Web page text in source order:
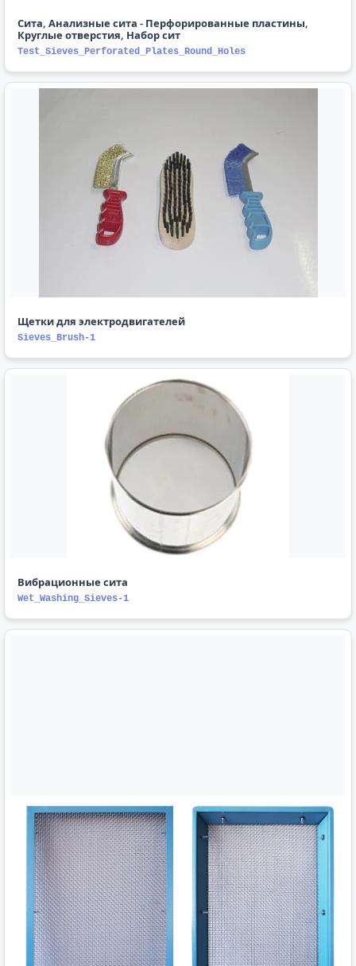
Сита, Анализные сита - Перфорированные пластины,
Круглые отверстия, Набор сит
Test_Sieves_Perforated_Plates_Round_Holes
Щетки для электродвигателей
Sieves_Brush-1
Вибрационные сита
Wet_Washing_Sieves-1